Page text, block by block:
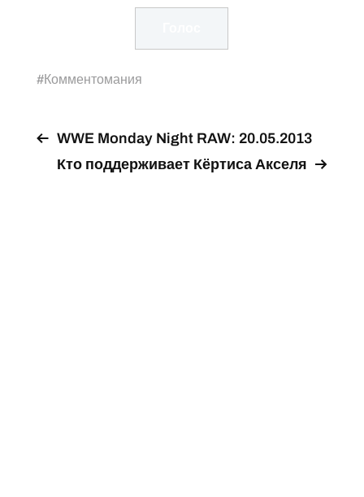
#Комментомания
WWE Monday Night RAW: 20.05.2013
Кто поддерживает Кёртиса Акселя